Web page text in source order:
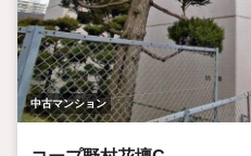
中古マンション